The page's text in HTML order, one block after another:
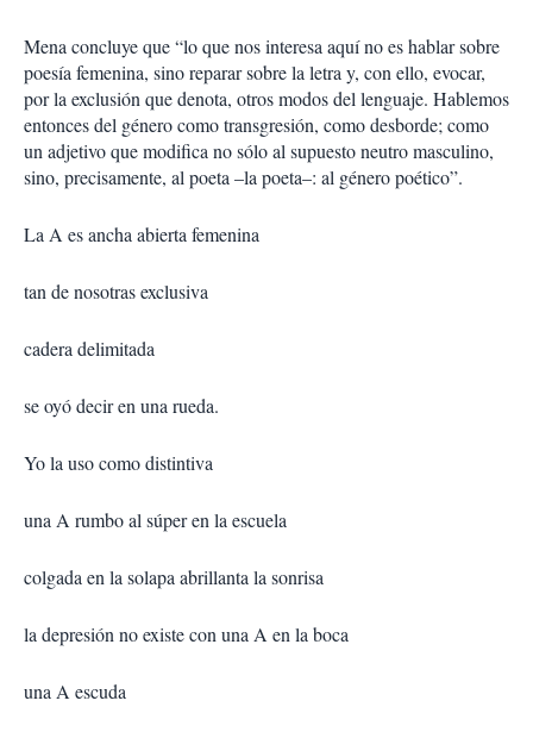
Mena concluye que “lo que nos interesa aquí no es hablar sobre
poesía femenina, sino reparar sobre la letra y, con ello, evocar,
por la exclusión que denota, otros modos del lenguaje. Hablemos
entonces del género como transgresión, como desborde; como
un adjetivo que modifica no sólo al supuesto neutro masculino,
sino, precisamente, al poeta –la poeta–: al género poético”.
La A es ancha abierta femenina
tan de nosotras exclusiva
cadera delimitada
se oyó decir en una rueda.
Yo la uso como distintiva
una A rumbo al súper en la escuela
colgada en la solapa abrillanta la sonrisa
la depresión no existe con una A en la boca
una A escuda